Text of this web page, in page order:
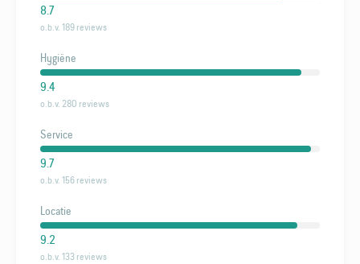
8.7
o.b.v. 189 reviews
Hygiëne
9.4
o.b.v. 280 reviews
Service
9.7
o.b.v. 156 reviews
Locatie
9.2
o.b.v. 133 reviews